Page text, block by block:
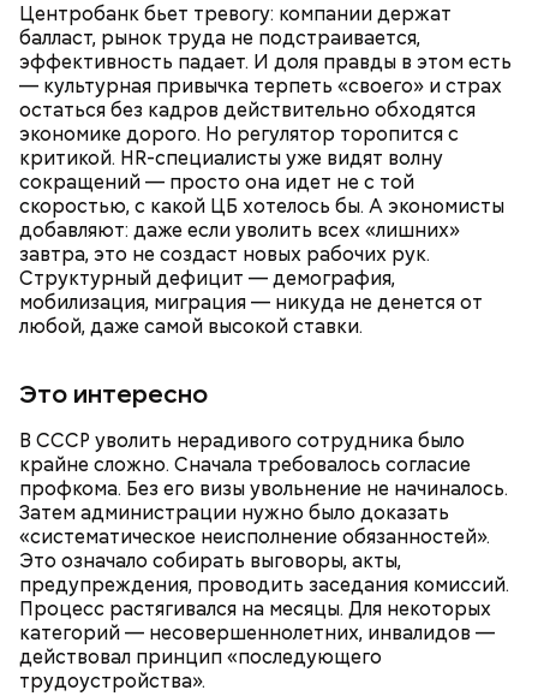
Центробанк бьет тревогу: компании держат
балласт, рынок труда не подстраивается,
эффективность падает. И доля правды в этом есть
— культурная привычка терпеть «своего» и страх
остаться без кадров действительно обходятся
экономике дорого. Но регулятор торопится с
критикой. HR-специалисты уже видят волну
сокращений — просто она идет не с той
скоростью, с какой ЦБ хотелось бы. А экономисты
добавляют: даже если уволить всех «лишних»
завтра, это не создаст новых рабочих рук.
Структурный дефицит — демография,
мобилизация, миграция — никуда не денется от
любой, даже самой высокой ставки.
Это интересно
В СССР уволить нерадивого сотрудника было
крайне сложно. Сначала требовалось согласие
профкома. Без его визы увольнение не начиналось.
Затем администрации нужно было доказать
«систематическое неисполнение обязанностей».
Это означало собирать выговоры, акты,
предупреждения, проводить заседания комиссий.
Процесс растягивался на месяцы. Для некоторых
категорий — несовершеннолетних, инвалидов —
действовал принцип «последующего
трудоустройства».
День малины со сливками отмечается в США в
честь вкусового сочетания этой ягоды со сливками.
В этот праздник люди едят не только малину со
сливками, но и другие десерты на основе этих
двух ингредиентов. Их можно купить в магазине
или сделать самостоятельно вместе со своими
родными и близкими.
— Кабачки нужно натереть длинными слайсами
похожими на спагетти, и уложить в противень.
Дальше нужно добавить немного растительного
масла, соль, а сверху бросить хаотично
порезанную брынзу. Затем добавляются помидоры
черри или грунтовые, — рассказал шеф-повар.
190 градусов. Спагетти из кабачка нужно запекать
25–30 минут.
— Там может содержаться огромное количество
нитратов, которое вызовет головокружение,
гипоксию и ухудшение физического состояния, —
предостерегла Соломатина.
Также не нужно есть дыню до корки, потому что
именно там скапливаются нитраты. И важно
тщательно ее мыть, чтобы не отравиться, добавила
собеседница «ВМ».